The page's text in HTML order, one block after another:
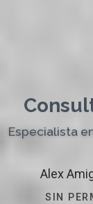
Especialista
Alex
SIN